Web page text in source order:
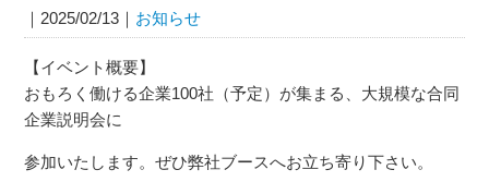
2025/02/13 お知らせ
【イベント概要】
おもろく働ける企業100社（予定）が集まる、大規模な合同
企業説明会に
参加いたします。ぜひ弊社ブースへお立ち寄り下さい。